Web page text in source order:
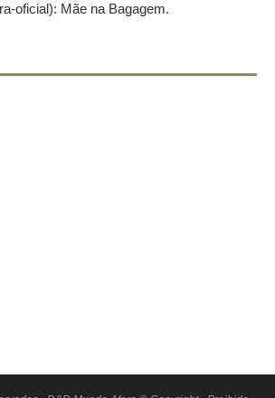
oficial): Mãe na Bagagem.